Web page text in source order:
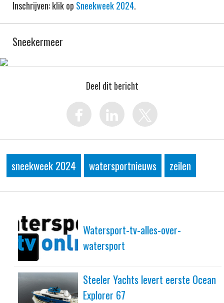
Inschrijven: klik op Sneekweek 2024.
Sneekermeer
Deel dit bericht
sneekweek 2024 watersportnieuws zeilen
Watersport-tv-alles-over-
watersport
Steeler Yachts levert eerste Ocean
Explorer 67